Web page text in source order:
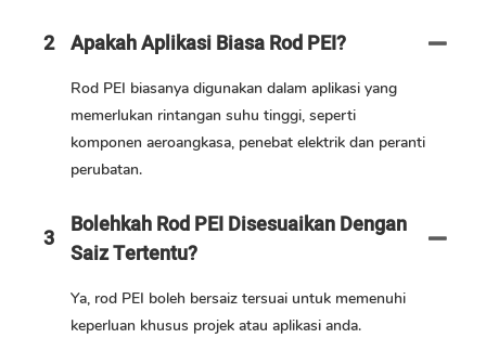
2 Apakah Aplikasi Biasa Rod PEI?
Rod PEI biasanya digunakan dalam aplikasi yang
memerlukan rintangan suhu tinggi, seperti
komponen aeroangkasa, penebat elektrik dan peranti
perubatan.
3 Bolehkah Rod PEI Disesuaikan Dengan
Saiz Tertentu?
Ya, rod PEI boleh bersaiz tersuai untuk memenuhi
keperluan khusus projek atau aplikasi anda.